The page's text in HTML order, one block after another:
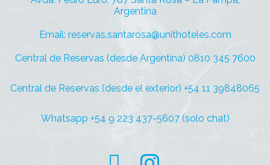
Argentina
Email: reservas.santarosa@unithoteles.com
Central de Reservas (desde Argentina) 0810 345 7600
Central de Reservas (desde el exterior) +54 11 39848065
Whatsapp +54 9 223 437-5607 (solo chat)